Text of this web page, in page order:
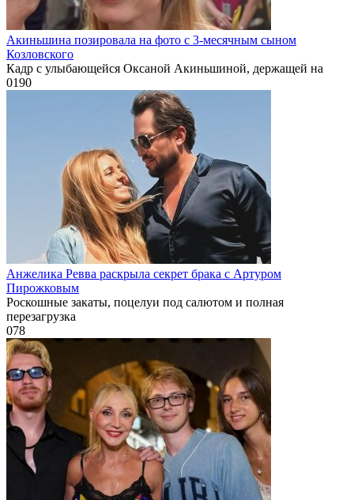
Акиньшина позировала на фото с 3-месячным сыном
Козловского
Кадр с улыбающейся Оксаной Акиньшиной, держащей на
0190
Анжелика Ревва раскрыла секрет брака с Артуром
Пирожковым
Роскошные закаты, поцелуи под салютом и полная
перезагрузка
078